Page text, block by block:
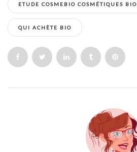
ETUDE COSMEBIO COSMÉTIQUES BIO
QUI ACHÈTE BIO